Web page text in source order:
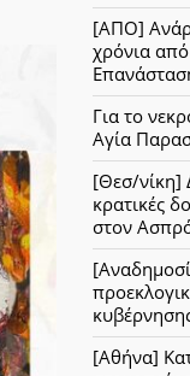
[ΑΠΟ]
χρόνια
Για το
Αγία
[Θεσ/νίκη]
κρατικές
στον
[Αθήνα]